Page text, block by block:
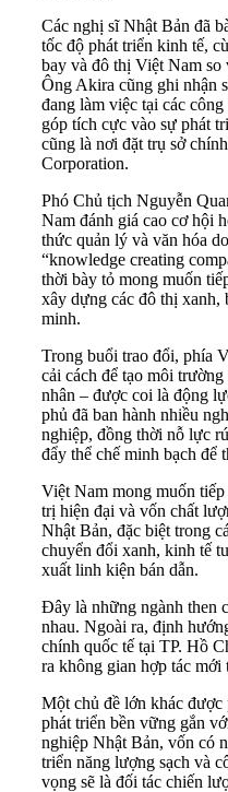
Các nghị sĩ Nhật Bản đã
tốc độ phát triển kinh tế,
bay và đô thị Việt Nam so
Ông Akira cũng ghi nhận
đang làm việc tại các
góp tích cực vào sự phát
cũng là nơi đặt trụ sở
Corporation.
Phó Chủ tịch Nguyễn
Nam đánh giá cao cơ hội
thức quản lý và văn hóa
“knowledge creating
thời bày tỏ mong muốn
xây dựng các đô thị xanh,
minh.
Trong buổi trao đổi, phía
cải cách để tạo môi
nhân – được coi là động
phủ đã ban hành nhiều
nghiệp, đồng thời nỗ lực
đẩy thể chế minh bạch để
Việt Nam mong muốn
trị hiện đại và vốn chất
Nhật Bản, đặc biệt trong
chuyển đổi xanh, kinh tế
xuất linh kiện bán dẫn.
Đây là những ngành then
nhau. Ngoài ra, định
chính quốc tế tại TP. Hồ
ra không gian hợp tác
Một chủ đề lớn khác được
phát triển bền vững gắn
nghiệp Nhật Bản, vốn có
triển năng lượng sạch và
vọng sẽ là đối tác chiến